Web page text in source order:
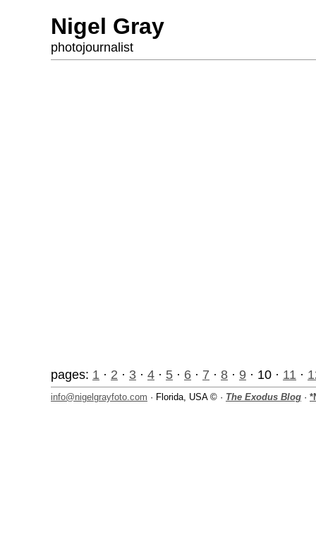
Nigel Gray
photojournalist
pages: 1 · 2 · 3 · 4 · 5 · 6 · 7 · 8 · 9 · 10 · 11 ·
info@nigelgrayfoto.com · Florida, USA © · The Exodus Blog ·